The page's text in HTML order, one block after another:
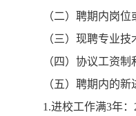
（二）聘期内岗
（三）现聘专业
（四）协议工资
（五）聘期内的
1.进校工作满3年